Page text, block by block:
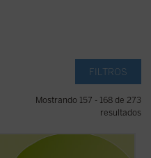
FILTROS
Mostrando 157 - 168 de 273
resultados
El problema de la relación cuerpo-alma es
de los que no dejan a nadie indiferente. Hay